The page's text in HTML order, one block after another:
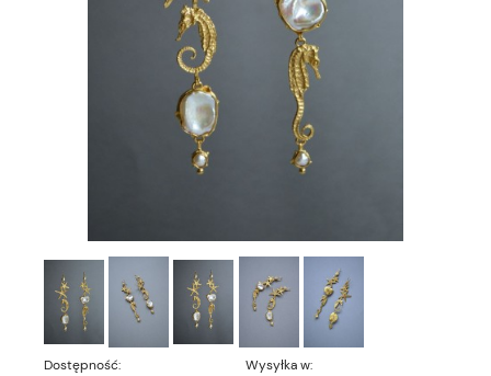
Dostępność:
Wysyłka w: